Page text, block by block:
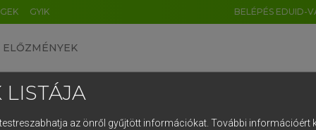
GYIK BELÉPÉS EDUID-
ELŐZMÉNYEK
LISTÁJA
az önről gyűjtött információkat. További információért